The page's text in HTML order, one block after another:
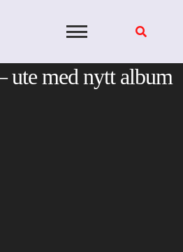
med nytt album